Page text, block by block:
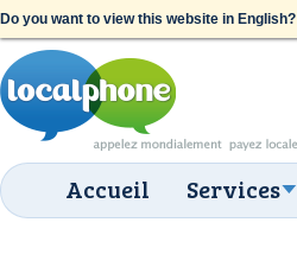
Do you want to view this website in English?
Accueil Services